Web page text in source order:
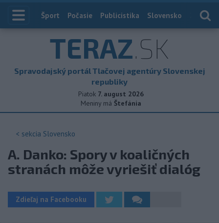
Index
Šport Počasie Publicistika Slovensko
TERAZ.SK
Spravodajský portál Tlačovej agentúry Slovenskej
republiky
Piatok 7. august 2026
Meniny má Štefánia
< sekcia Slovensko
A. Danko: Spory v koaličných
stranách môže vyriešiť dialóg
Zdieľaj na Facebooku